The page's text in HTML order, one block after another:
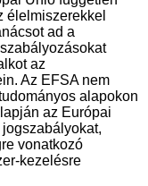
élelmiszerekkel
ad a
az
Az EFSA nem
alapokon
az Európai
vonatkozó
kezelésre